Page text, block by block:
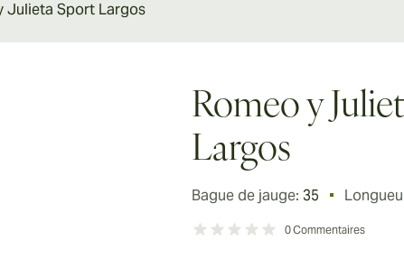
Julieta Sport Largos
Romeo y
Largos
Bague de jauge: 35
0Commentaires